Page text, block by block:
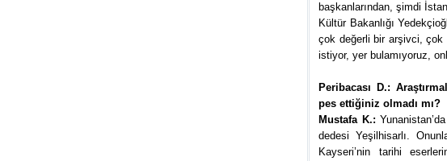
başkanlarından, şimdi
Kültür Bakanlığı
çok değerli bir arşivci, çok
istiyor, yer bulamıyoruz,
Peribacası D.:
pes ettiğiniz olmadı mı?
Mustafa K.:
dedesi Yeşilhisarlı.
Kayseri’nin tarihi